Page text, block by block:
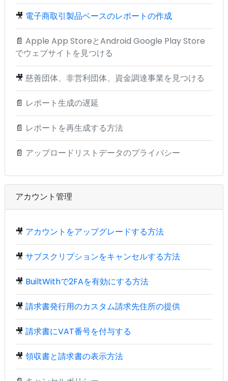
🎥 電子商取引製品ベースのレポートの作成
📄 Apple App StoreとAndroid Google Play Store
でウェブサイトを見つける
🎥 慈善団体、非営利団体、資金調達事業を見つける
📄 レポート生成の遅延
📄 レポートを再生成する方法
📄 アップロードリストデータのプライバシー
アカウント管理
🎥 アカウントをアップグレードする方法
🎥 サブスクリプションをキャンセルする方法
🎥 BuiltWithで2FAを有効にする方法
🎥 請求書発行用のカスタム請求先住所の提供
🎥 請求書にVAT番号を付与する
🎥 領収書と請求書の表示方法